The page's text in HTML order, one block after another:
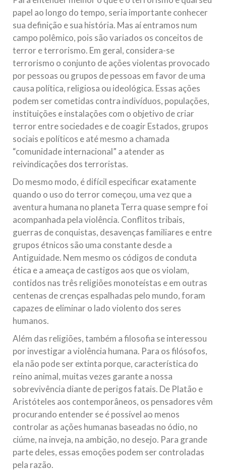
Relações Exteriores da República Islâmica do Irã, Sr. Kamal
Kharrazi, que encontra-se visitando
papel ao longo do tempo, seria importante conhecer
sua definição e sua história. Mas aí entramos num
campo polêmico, pois são variados os conceitos de
terror e terrorismo. Em geral, considera-se
terrorismo o conjunto de ações violentas provocado
por pessoas ou grupos de pessoas em favor de uma
causa política, religiosa ou ideológica. Essas ações
podem ser cometidas contra indivíduos, populações,
instituições e instalações com o objetivo de criar
terror entre sociedades e de coagir Estados, grupos
sociais e políticos e até mesmo a chamada
“comunidade internacional” a atender as
reivindicações dos terroristas.
Do mesmo modo, é difícil especificar exatamente
quando o uso do terror começou, uma vez que a
aventura humana no planeta Terra quase sempre foi
acompanhada pela violência. Conflitos tribais,
guerras de conquistas, desavenças familiares e entre
grupos étnicos são uma constante desde a
Antiguidade. Nem mesmo os códigos de conduta
ética e a ameaça de castigos aos que os violam,
contidos nas três religiões monoteístas e em outras
centenas de crenças espalhadas pelo mundo, foram
capazes de eliminar o lado violento dos seres
humanos.
Além das religiões, também a filosofia se interessou
por investigar a violência humana. Para os filósofos,
ela não pode ser extinta porque, característica do
reino animal, muitas vezes garante a nossa
sobrevivência diante de perigos fatais. De Platão e
Aristóteles aos contemporâneos, os pensadores vêm
procurando entender se é possível ao menos
controlar as ações humanas baseadas no ódio, no
ciúme, na inveja, na ambição, no desejo. Para grande
parte deles, essas emoções podem ser controladas
pela razão.